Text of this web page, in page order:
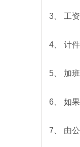
3、 工
4、 计
5、 加
6、 如
7、 由